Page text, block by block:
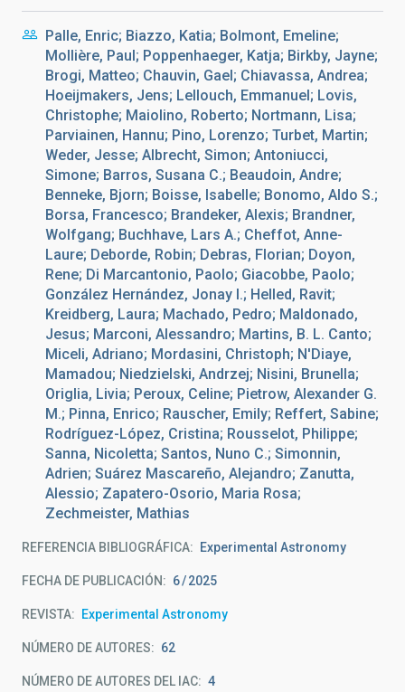
Palle, Enric; Biazzo, Katia; Bolmont, Emeline;
Mollière, Paul; Poppenhaeger, Katja; Birkby, Jayne;
Brogi, Matteo; Chauvin, Gael; Chiavassa, Andrea;
Hoeijmakers, Jens; Lellouch, Emmanuel; Lovis,
Christophe; Maiolino, Roberto; Nortmann, Lisa;
Parviainen, Hannu; Pino, Lorenzo; Turbet, Martin;
Weder, Jesse; Albrecht, Simon; Antoniucci,
Simone; Barros, Susana C.; Beaudoin, Andre;
Benneke, Bjorn; Boisse, Isabelle; Bonomo, Aldo S.;
Borsa, Francesco; Brandeker, Alexis; Brandner,
Wolfgang; Buchhave, Lars A.; Cheffot, Anne-
Laure; Deborde, Robin; Debras, Florian; Doyon,
Rene; Di Marcantonio, Paolo; Giacobbe, Paolo;
González Hernández, Jonay I.; Helled, Ravit;
Kreidberg, Laura; Machado, Pedro; Maldonado,
Jesus; Marconi, Alessandro; Martins, B. L. Canto;
Miceli, Adriano; Mordasini, Christoph; N'Diaye,
Mamadou; Niedzielski, Andrzej; Nisini, Brunella;
Origlia, Livia; Peroux, Celine; Pietrow, Alexander G.
M.; Pinna, Enrico; Rauscher, Emily; Reffert, Sabine;
Rodríguez-López, Cristina; Rousselot, Philippe;
Sanna, Nicoletta; Santos, Nuno C.; Simonnin,
Adrien; Suárez Mascareño, Alejandro; Zanutta,
Alessio; Zapatero-Osorio, Maria Rosa;
Zechmeister, Mathias
REFERENCIA BIBLIOGRÁFICA Experimental Astronomy
FECHA DE PUBLICACIÓN: 6 2025
REVISTA Experimental Astronomy
NÚMERO DE AUTORES 62
NÚMERO DE AUTORES DEL IAC 4